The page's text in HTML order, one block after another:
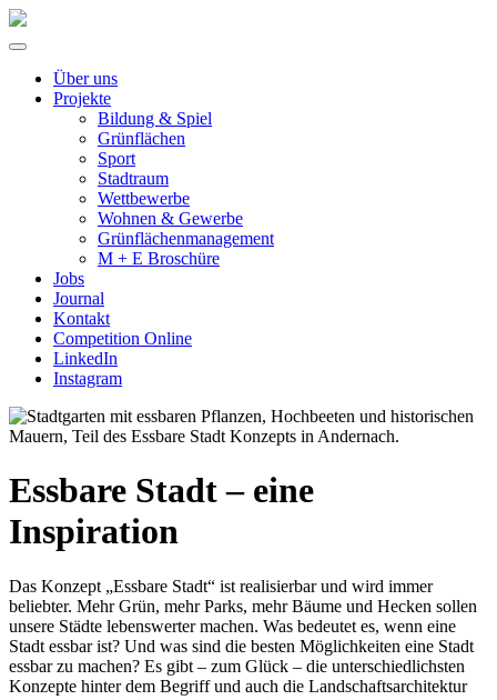
Über uns
Projekte
Bildung & Spiel
Grünflächen
Sport
Stadtraum
Wettbewerbe
Wohnen & Gewerbe
Grünflächenmanagement
M + E Broschüre
Jobs
Journal
Kontakt
Competition Online
LinkedIn
Instagram
Essbare Stadt – eine
Inspiration
Das Konzept „Essbare Stadt“ ist realisierbar und wird immer
beliebter. Mehr Grün, mehr Parks, mehr Bäume und Hecken sollen
unsere Städte lebenswerter machen. Was bedeutet es, wenn eine
Stadt essbar ist? Und was sind die besten Möglichkeiten eine Stadt
essbar zu machen? Es gibt – zum Glück – die unterschiedlichsten
Konzepte hinter dem Begriff und auch die Landschaftsarchitektur